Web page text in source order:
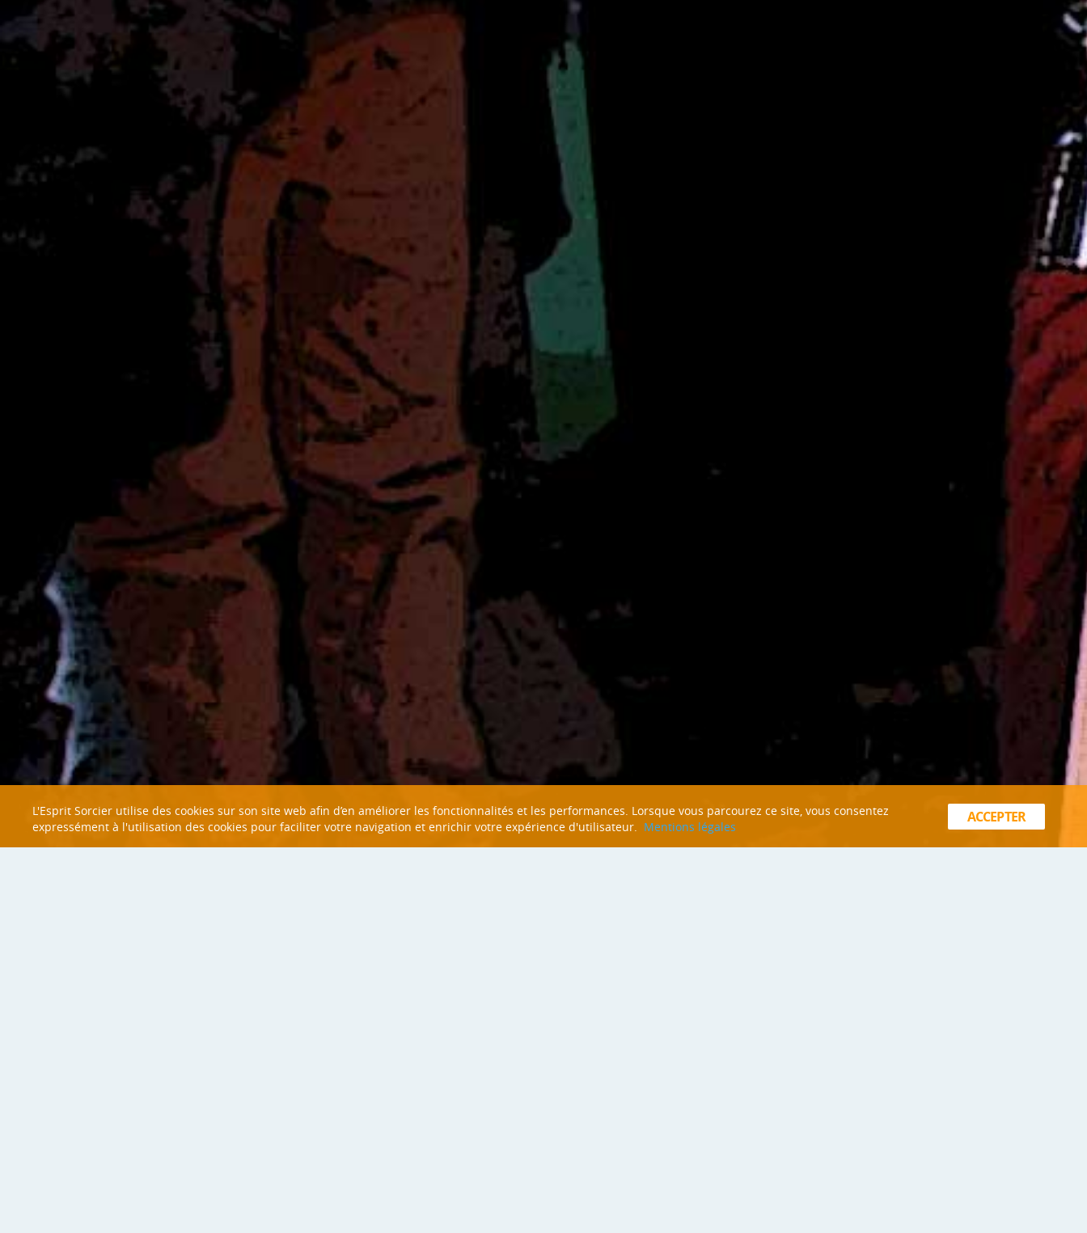
ACCEPTER
L'Esprit Sorcier utilise des cookies sur son site web afin d’en améliorer les fonctionnalités et les performances. Lorsque vous parcourez ce site, vous consentez
expressément à l'utilisation des cookies pour faciliter votre navigation et enrichir votre expérience d'utilisateur. Mentions légales